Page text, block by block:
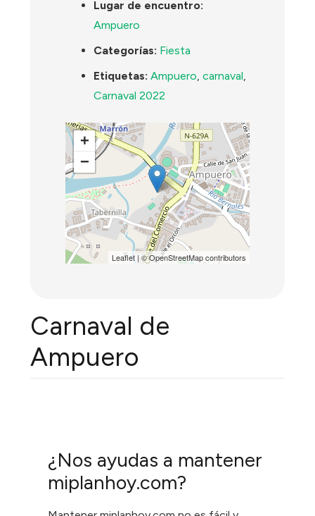
Lugar de encuentro:
Ampuero
Categorías: Fiesta
Etiquetas: Ampuero,carnaval,
Carnaval 2022
+
−
Leaflet| ©OpenStreetMapcontributors
Carnaval de
Ampuero
¿Nos ayudas a mantener
miplanhoy.com?